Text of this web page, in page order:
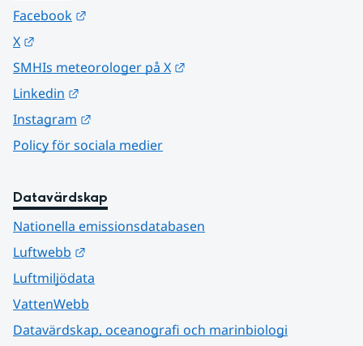
Facebook
X
SMHIs meteorologer på X
Linkedin
Instagram
Policy för sociala medier
Datavärdskap
Nationella emissionsdatabasen
Luftwebb
Luftmiljödata
VattenWebb
Datavärdskap, oceanografi och marinbiologi